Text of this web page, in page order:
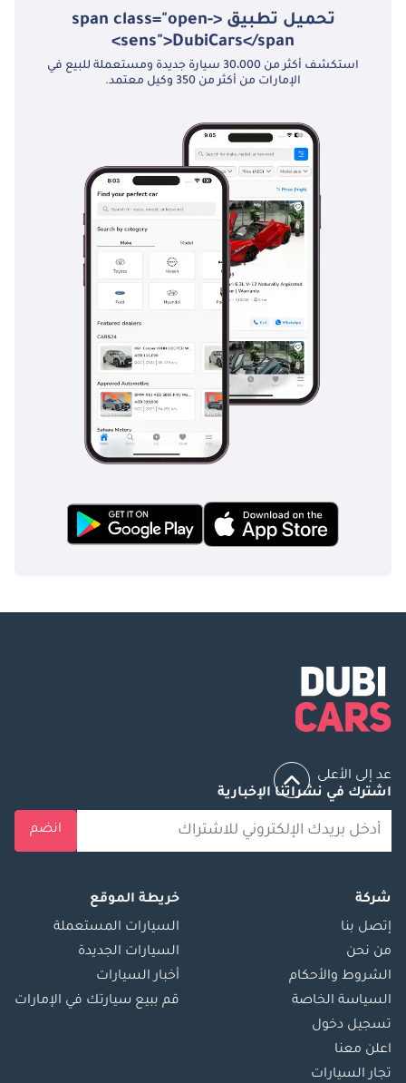
تحميل تطبيق <span class="open-
sens">DubiCars</span>
استكشف أكثر من 30،000 سيارة جديدة ومستعملة للبيع في
الإمارات من أكثر من 350 وكيل معتمد.
عد إلى الأعلى
اشترك في نشراتنا الإخبارية
انضم
شركة
إتصل بنا
من نحن
الشروط والأحكام
السياسة الخاصة
تسجيل دخول
اعلن معنا
تجار السيارات
خريطة الموقع
السيارات المستعملة
السيارات الجديدة
أخبار السيارات
قم ببيع سيارتك في الإمارات